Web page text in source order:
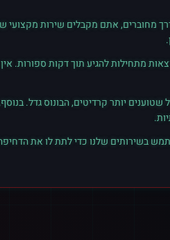
מחוברים, אתם מקבלים שירות מקצועי
מתחילות להגיע תוך דקות ספורות.
יותר קרדיטים, הבונוס גדל. בנוסף,
בשירותים שלנו כדי לתת לו את